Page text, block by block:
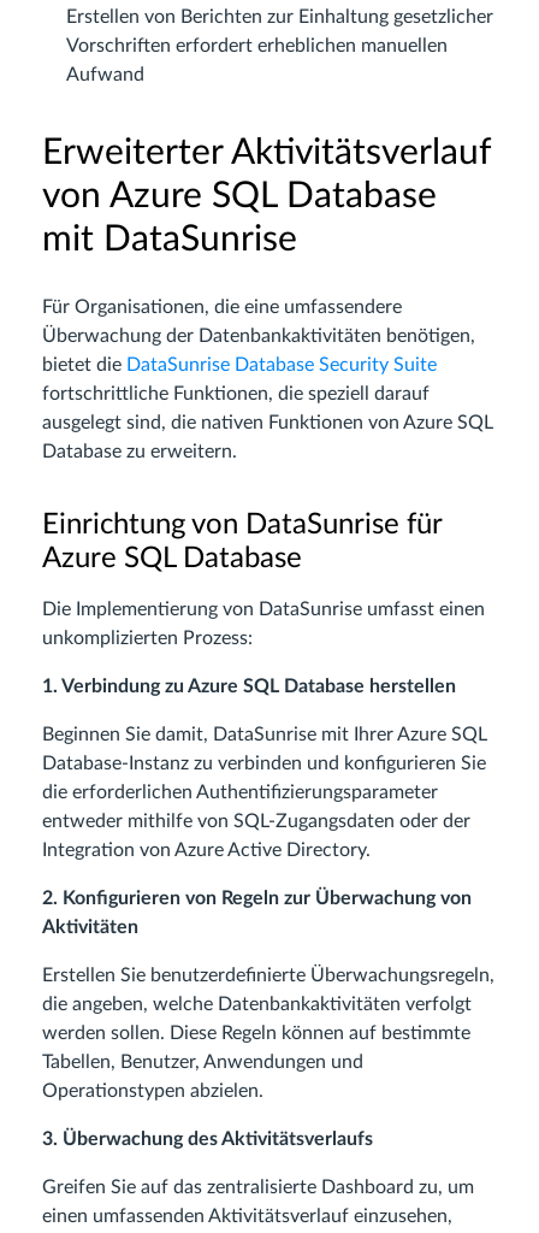
Erstellen von Berichten zur Einhaltung gesetzlicher
Vorschriften erfordert erheblichen manuellen
Aufwand
Erweiterter Aktivitätsverlauf
von Azure SQL Database
mit DataSunrise
Für Organisationen, die eine umfassendere
Überwachung der Datenbankaktivitäten benötigen,
bietet die DataSunrise Database Security Suite
fortschrittliche Funktionen, die speziell darauf
ausgelegt sind, die nativen Funktionen von Azure SQL
Database zu erweitern.
Einrichtung von DataSunrise für
Azure SQL Database
Die Implementierung von DataSunrise umfasst einen
unkomplizierten Prozess:
1. Verbindung zu Azure SQL Database herstellen
Beginnen Sie damit, DataSunrise mit Ihrer Azure SQL
Database-Instanz zu verbinden und konfigurieren Sie
die erforderlichen Authentifizierungsparameter
entweder mithilfe von SQL-Zugangsdaten oder der
Integration von Azure Active Directory.
2. Konfigurieren von Regeln zur Überwachung von
Aktivitäten
Erstellen Sie benutzerdefinierte Überwachungsregeln,
die angeben, welche Datenbankaktivitäten verfolgt
werden sollen. Diese Regeln können auf bestimmte
Tabellen, Benutzer, Anwendungen und
Operationstypen abzielen.
3. Überwachung des Aktivitätsverlaufs
Greifen Sie auf das zentralisierte Dashboard zu, um
einen umfassenden Aktivitätsverlauf einzusehen,